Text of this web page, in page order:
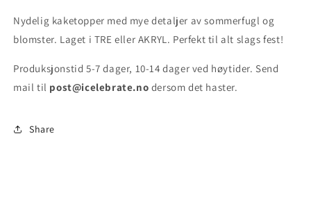
Nydelig kaketopper med mye detaljer av sommerfugl og
blomster. Laget i TRE eller AKRYL. Perfekt til alt slags fest!
Produksjonstid 5-7 dager, 10-14 dager ved høytider. Send
mail til post@icelebrate.no dersom det haster.
Share